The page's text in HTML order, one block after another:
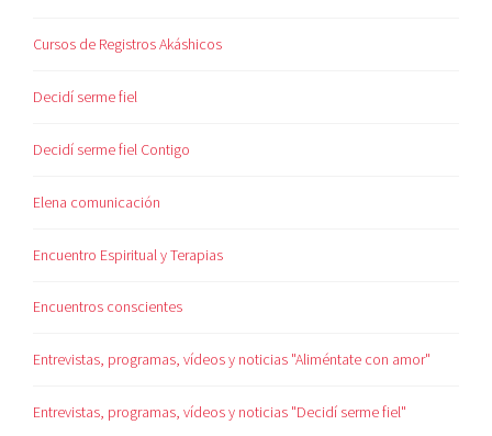
Cursos de Registros Akáshicos
Decidí serme fiel
Decidí serme fiel Contigo
Elena comunicación
Encuentro Espiritual y Terapias
Encuentros conscientes
Entrevistas, programas, vídeos y noticias "Aliméntate con amor"
Entrevistas, programas, vídeos y noticias "Decidí serme fiel"